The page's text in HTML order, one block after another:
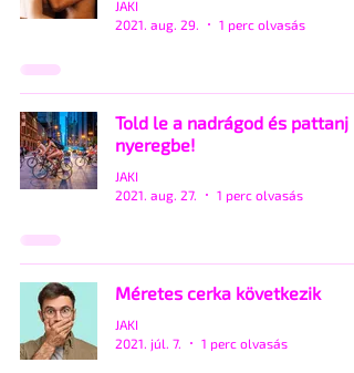
JAKI
2021. aug. 29.
1 perc olvasás
Told le a nadrágod és pattanj
nyeregbe!
JAKI
2021. aug. 27.
1 perc olvasás
Méretes cerka következik
JAKI
2021. júl. 7.
1 perc olvasás